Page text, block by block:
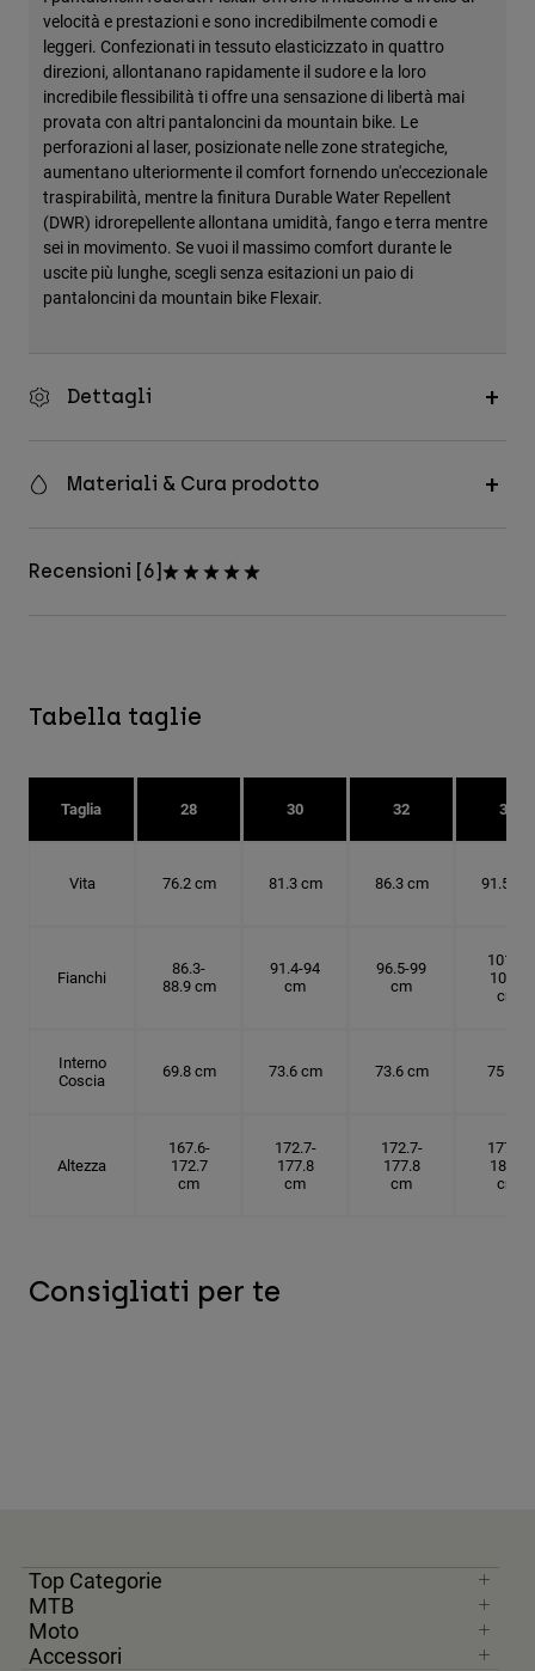
velocità e prestazioni e sono incredibilmente comodi e
leggeri. Confezionati in tessuto elasticizzato in quattro
direzioni, allontanano rapidamente il sudore e la loro
incredibile flessibilità ti offre una sensazione di libertà mai
provata con altri pantaloncini da mountain bike. Le
perforazioni al laser, posizionate nelle zone strategiche,
aumentano ulteriormente il comfort fornendo un'eccezionale
traspirabilità, mentre la finitura Durable Water Repellent
(DWR) idrorepellente allontana umidità, fango e terra mentre
sei in movimento. Se vuoi il massimo comfort durante le
uscite più lunghe, scegli senza esitazioni un paio di
pantaloncini da mountain bike Flexair.
Dettagli
Materiali & Cura prodotto
Recensioni [6]
Tabella taglie
Taglia 28 30 32 34
Vita 76.2 cm 81.3 cm 86.3 cm 91.5 cm
Fianchi
86.3-
88.9 cm
91.4-94
cm
96.5-99
cm
101.6-
104.1
cm
Interno
Coscia
69.8 cm 73.6 cm 73.6 cm 75 cm
Altezza
167.6-
172.7
cm
172.7-
177.8
cm
172.7-
177.8
cm
177.8-
182.9
cm
Consigliati per te
Top Categorie
MTB
Moto
Accessori